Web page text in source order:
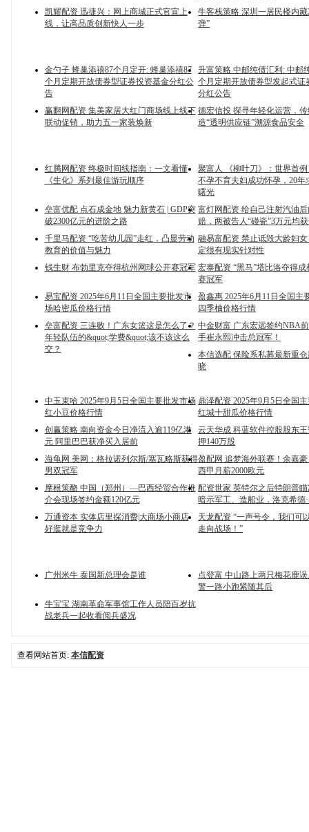
凯耀配资 迅捷兴：网上商城正式官宣上
线，让高品质创新快人一步
牛客栈策略 深圳一居民楼内藏
弹”
金勺子 蜂巢添禧87个月定开: 蜂巢添禧87
个月定期开放债券型证券投资基金分红公
告
升富策略 中邮纯债汇利: 中邮
个月定期开放债券型发起式证
分红公告
赢翻网配资 集美家居大红门商场线上线下
联动促销，助力五一家装焕新
德宏信投 探寻年轻化运营，
造“透明供应链”溯源食品安全
红腾网配资 终极时间线指南：一文看懂
《生化》系列最佳游玩顺序
聚富人 《柳叶刀》：世界首
不孕不育夫妇成功怀孕，20年
曙光
垒富优配 点石成金地 魅力新黄石 | GDP突
破2300亿元的进阶之路
富灯网配资 给自己注射汽油
赔，两被告人“碰瓷”3万元均
千里马配资 “吃苦幼儿园”走红，凸显劳动
教育的价值与魅力
融易富配资 禁止诋毁大龄妇
定很有现实针对性
钱生财 布勃里克夺得杭州网球公开赛冠军 宏泰配资 “黑马”塔比洛夺得
赛冠军
易宝配资 2025年6月11日全国主要批发市
场哈密瓜价格行情
盈鑫惠 2025年6月11日全国主
四季柚价格行情
垒富配资 三连败！广东女篮这是怎么了？
年轻队伍的&quot;学费&quot;该不该这么
交？
中金财富 广东宏远签约NBA
手崔永熙冲击总冠军！
本信选配 保险系私募最新重
晓
中玉束哈 2025年9月5日全国主要批发市场
红小豆价格行情
鼎泽配资 2025年9月5日全国
红城十甜瓜价格行情
创赢策略 南向资金今日净流入逾119亿港
元 阿里巴巴获净买入居前
云天华成 科蓝软件控股股东
押140万股
海龟网 美网：格拉诺列尔斯/塞瓦略斯获得
男双冠军
盈配网 追梦海外联赛！余嘉
西甲月薪2000欧元
摩根策酪 中国（郑州）—巴西经贸合作推
介会现场签约金额120亿元
配资世家 英特尔之后特朗普
暗示军工、造船业，洛克希德
万通资本 实体店里探消费|大商场小商店
好逛就是竞争力
天龙配资 “一声号令，我们可
走向战场！”
广州米牛 泰国新总理会是谁
点登富 中山路上两只梅花鹿
警一路小跑紧随其后
牛宝宝 湖南革命军事馆工作人员陪百岁抗
战老兵一起收看阅兵盛况
查看网站首页: 本信配资